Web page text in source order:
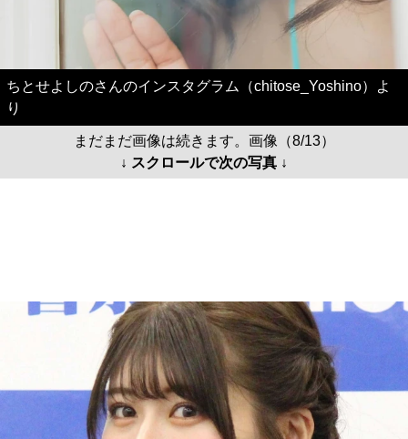
ちとせよしのさんのインスタグラム（chitose_Yoshino）よ
り
まだまだ画像は続きます。画像（8/13）
↓ スクロールで次の写真 ↓